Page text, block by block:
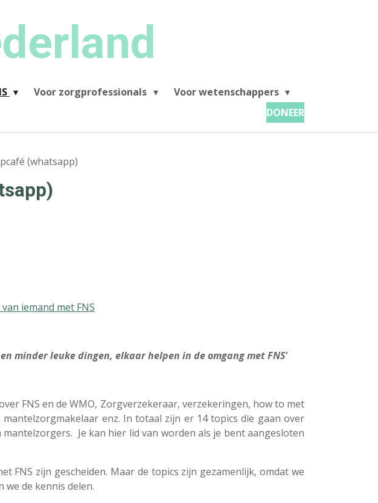
Voor zorgprofessionals
Voor wetenschappers
DONEER
(whatsapp)
iemand met FNS
minder leuke dingen, elkaar helpen in de omgang met FNS'
FNS en de WMO, Zorgverzekeraar, verzekeringen, how to met
enz. In totaal zijn er 14 topics die gaan over
Je kan hier lid van worden als je bent aangesloten
FNS zijn gescheiden. Maar de topics zijn gezamenlijk, omdat we
we de kennis delen.